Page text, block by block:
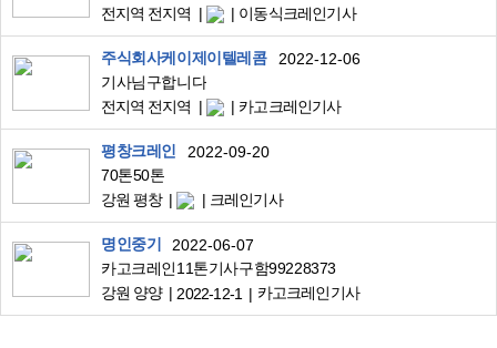
전지역 전지역
이동식크레인기사
주식회사케이제이텔레콤
2022-12-06
기사님구합니다
전지역 전지역
카고크레인기사
평창크레인
2022-09-20
70톤50톤
강원 평창
크레인기사
명인중기
2022-06-07
카고크레인11톤기사구함99228373
강원 양양
2022-12-1 카고크레인기사